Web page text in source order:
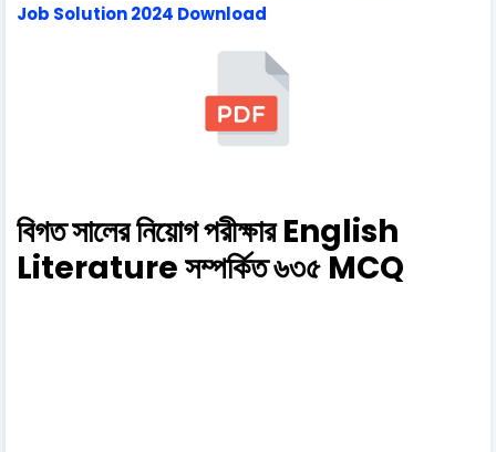
Job Solution 2024 Download
বিগত সালের নিয়োগ পরীক্ষার English
Literature সম্পর্কিত ৬৩৫ MCQ